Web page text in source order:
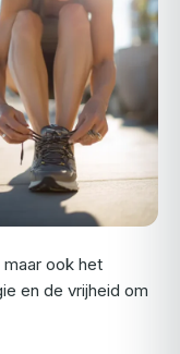
ook het
en de vrijheid om